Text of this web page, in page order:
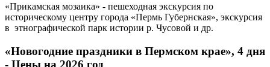
«Прикамская мозаика» - пешеходная экскурсия по
историческому центру города «Пермь Губернская», экскурсия
в этнографической парк истории р. Чусовой и др.
«Новогодние праздники в Пермском крае», 4 дня
- Цены на 2026 год